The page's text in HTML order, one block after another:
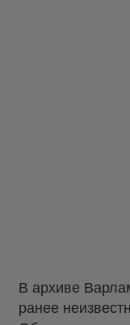
В архиве
ранее